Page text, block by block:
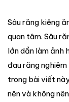
Sâu răng kiêng
quan tâm. Sâu
lớn dần làm ảnh
đau răng
trong bài viết
nên và không